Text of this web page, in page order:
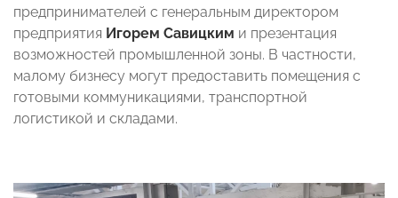
предпринимателей с генеральным директором
предприятия Игорем Савицким и презентация
возможностей промышленной зоны. В частности,
малому бизнесу могут предоставить помещения с
готовыми коммуникациями, транспортной
логистикой и складами.